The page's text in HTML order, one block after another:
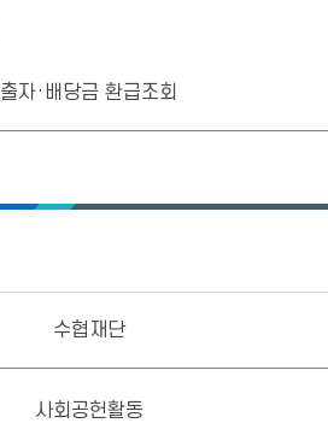
출자·배당금 환급조회
수협재단
사회공헌활동